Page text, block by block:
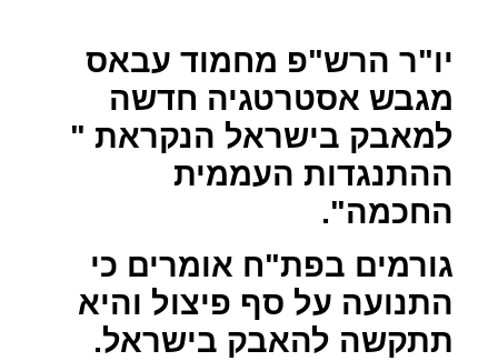
יו"ר הרש"פ מחמוד עבאס
מגבש אסטרטגיה חדשה
למאבק בישראל הנקראת "
ההתנגדות העממית
החכמה".
גורמים בפת"ח אומרים כי
התנועה על סף פיצול והיא
תתקשה להאבק בישראל.